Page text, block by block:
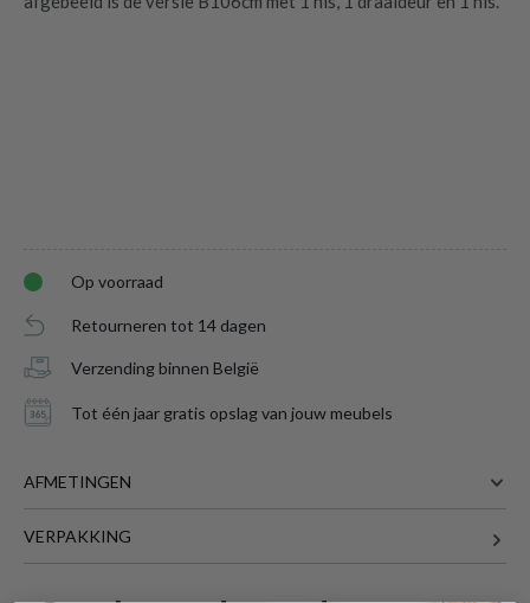
Op voorraad
Retourneren tot 14 dagen
Verzending binnen België
Tot één jaar gratis opslag van jouw meubels
AFMETINGEN
VERPAKKINGTV-Kast NYOKO B106 Natur
aan je winkelmandje